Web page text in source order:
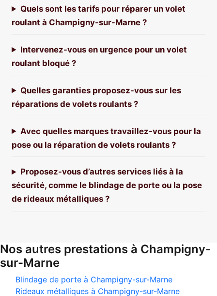
Quels sont les tarifs pour réparer un volet
roulant à Champigny-sur-Marne ?
Intervenez-vous en urgence pour un volet
roulant bloqué ?
Quelles garanties proposez-vous sur les
réparations de volets roulants ?
Avec quelles marques travaillez-vous pour la
pose ou la réparation de volets roulants ?
Proposez-vous d’autres services liés à la
sécurité, comme le blindage de porte ou la pose
de rideaux métalliques ?
Nos autres prestations à Champigny-
sur-Marne
Blindage de porte à Champigny-sur-Marne
Rideaux métalliques à Champigny-sur-Marne